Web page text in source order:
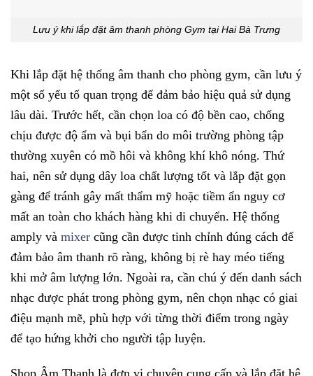
Lưu ý khi lắp đặt âm thanh phòng Gym tại Hai Bà Trưng
Khi lắp đặt hệ thống âm thanh cho phòng gym, cần lưu ý
một số yếu tố quan trọng để đảm bảo hiệu quả sử dụng
lâu dài. Trước hết, cần chọn loa có độ bền cao, chống
chịu được độ ẩm và bụi bẩn do môi trường phòng tập
thường xuyên có mồ hôi và không khí khô nóng. Thứ
hai, nên sử dụng dây loa chất lượng tốt và lắp đặt gọn
gàng để tránh gây mất thẩm mỹ hoặc tiềm ẩn nguy cơ
mất an toàn cho khách hàng khi di chuyển. Hệ thống
amply và mixer cũng cần được tinh chỉnh đúng cách để
đảm bảo âm thanh rõ ràng, không bị rè hay méo tiếng
khi mở âm lượng lớn. Ngoài ra, cần chú ý đến danh sách
nhạc được phát trong phòng gym, nên chọn nhạc có giai
điệu mạnh mẽ, phù hợp với từng thời điểm trong ngày
để tạo hứng khởi cho người tập luyện.
Shop Âm Thanh là đơn vị chuyên cung cấp và lắp đặt hệ